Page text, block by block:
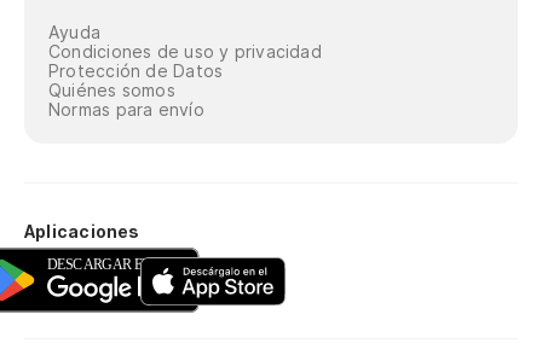
Ayuda
Condiciones de uso y privacidad
Protección de Datos
Quiénes somos
Normas para envío
Aplicaciones